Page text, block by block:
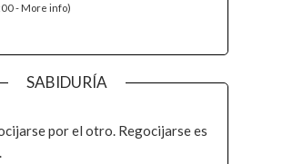
- More info)
SABIDURÍA
por el otro. Regocijarse es